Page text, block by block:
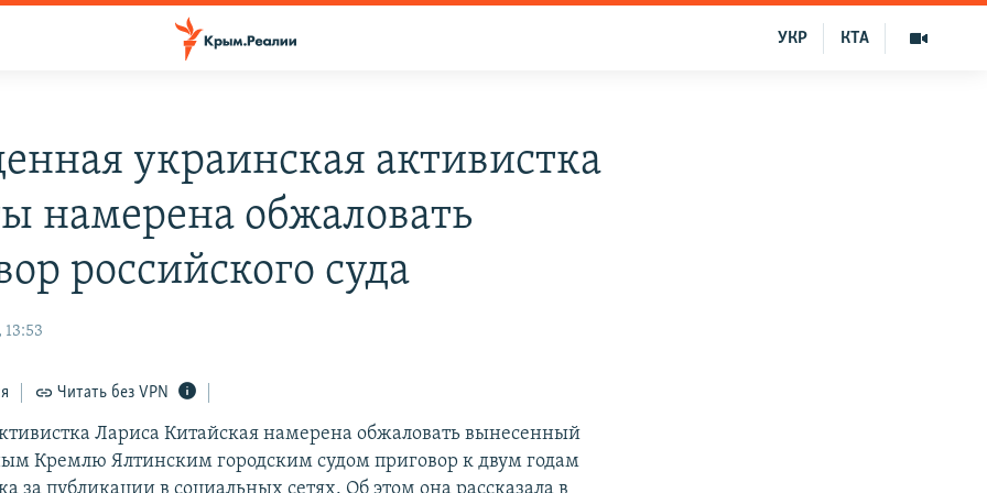
КТА
УКР
украинская активистка
намерена обжаловать
российского суда
13:53
Читать без VPN
Лариса Китайская намерена обжаловать вынесенный
Кремлю Ялтинским городским судом приговор к двум годам